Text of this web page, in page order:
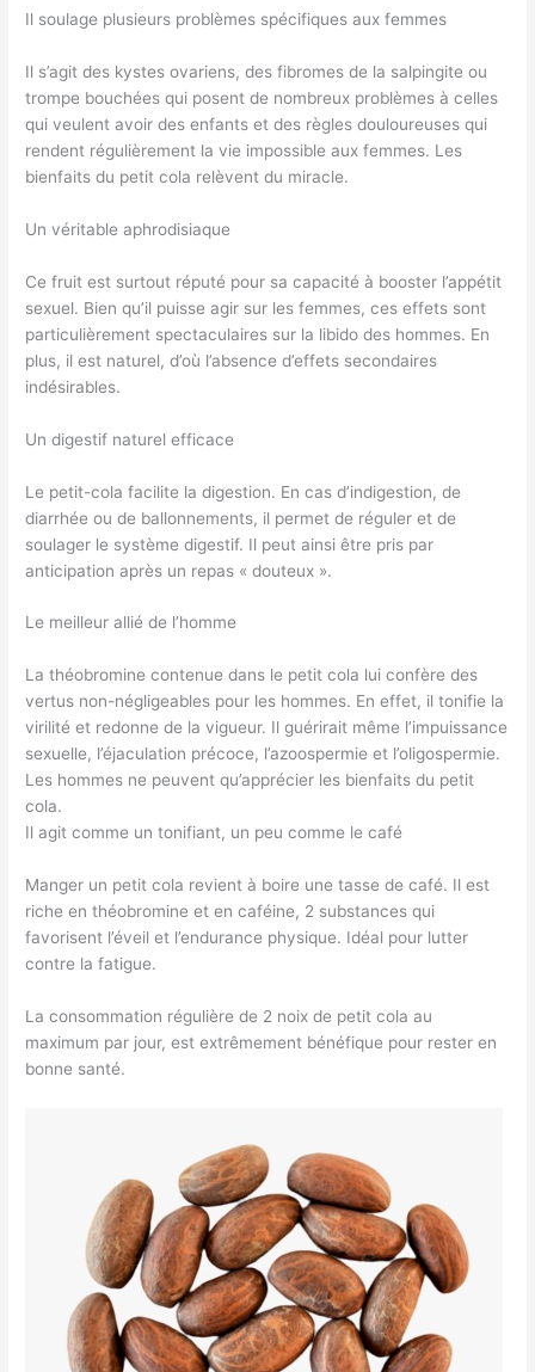
Il soulage plusieurs problèmes spécifiques aux femmes
Il s’agit des kystes ovariens, des fibromes de la salpingite ou
trompe bouchées qui posent de nombreux problèmes à celles
qui veulent avoir des enfants et des règles douloureuses qui
rendent régulièrement la vie impossible aux femmes. Les
bienfaits du petit cola relèvent du miracle.
Un véritable aphrodisiaque
Ce fruit est surtout réputé pour sa capacité à booster l’appétit
sexuel. Bien qu’il puisse agir sur les femmes, ces effets sont
particulièrement spectaculaires sur la libido des hommes. En
plus, il est naturel, d’où l’absence d’effets secondaires
indésirables.
Un digestif naturel efficace
Le petit-cola facilite la digestion. En cas d’indigestion, de
diarrhée ou de ballonnements, il permet de réguler et de
soulager le système digestif. Il peut ainsi être pris par
anticipation après un repas « douteux ».
Le meilleur allié de l’homme
La théobromine contenue dans le petit cola lui confère des
vertus non-négligeables pour les hommes. En effet, il tonifie la
virilité et redonne de la vigueur. Il guérirait même l’impuissance
sexuelle, l’éjaculation précoce, l’azoospermie et l’oligospermie.
Les hommes ne peuvent qu’apprécier les bienfaits du petit
cola.
Il agit comme un tonifiant, un peu comme le café
Manger un petit cola revient à boire une tasse de café. Il est
riche en théobromine et en caféine, 2 substances qui
favorisent l’éveil et l’endurance physique. Idéal pour lutter
contre la fatigue.
La consommation régulière de 2 noix de petit cola au
maximum par jour, est extrêmement bénéfique pour rester en
bonne santé.